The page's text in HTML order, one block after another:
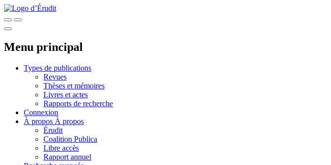
Menu principal
Types de publications
Revues
Thèses et mémoires
Livres et actes
Rapports de recherche
Connexion
À propos À propos
Érudit
Coalition Publica
Libre accès
Rapport annuel